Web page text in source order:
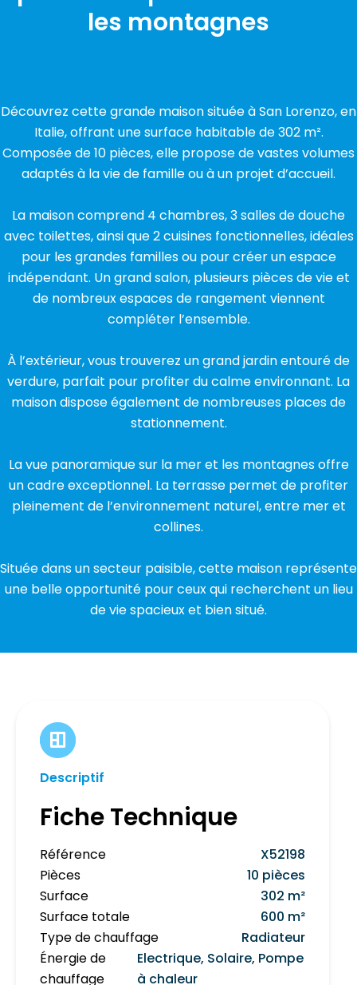
les montagnes
Découvrez cette grande maison située à San Lorenzo, en
Italie, offrant une surface habitable de 302 m².
Composée de 10 pièces, elle propose de vastes volumes
adaptés à la vie de famille ou à un projet d’accueil.
La maison comprend 4 chambres, 3 salles de douche
avec toilettes, ainsi que 2 cuisines fonctionnelles, idéales
pour les grandes familles ou pour créer un espace
indépendant. Un grand salon, plusieurs pièces de vie et
de nombreux espaces de rangement viennent
compléter l’ensemble.
À l’extérieur, vous trouverez un grand jardin entouré de
verdure, parfait pour profiter du calme environnant. La
maison dispose également de nombreuses places de
stationnement.
La vue panoramique sur la mer et les montagnes offre
un cadre exceptionnel. La terrasse permet de profiter
pleinement de l’environnement naturel, entre mer et
collines.
Située dans un secteur paisible, cette maison représente
une belle opportunité pour ceux qui recherchent un lieu
de vie spacieux et bien situé.
Descriptif
Fiche Technique
Référence
X52198
Pièces
10 pièces
Surface
302 m²
Surface totale
600 m²
Type de chauffage
Radiateur
Énergie de
chauffage
Electrique, Solaire, Pompe
à chaleur